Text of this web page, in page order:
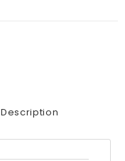
Description